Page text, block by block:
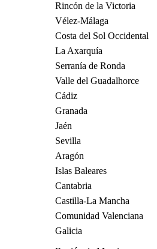
Rincón de la Victoria
Vélez-Málaga
Costa del Sol Occidental
La Axarquía
Serranía de Ronda
Valle del Guadalhorce
Cádiz
Granada
Jaén
Sevilla
Aragón
Islas Baleares
Cantabria
Castilla-La Mancha
Comunidad Valenciana
Galicia